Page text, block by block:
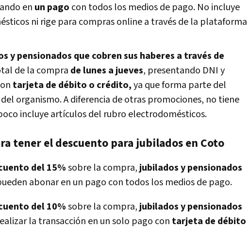
en un pago con todos los medios de pago. No incluye
ni rige para compras online a través de la plataforma
y pensionados que cobren sus haberes a través de
de la compra de lunes a jueves, presentando DNI y
tarjeta de débito o crédito,ya que forma parte del
organismo. A diferencia de otras promociones, no tiene
incluye artículos del rubro electrodomésticos.
tener el descuento para jubilados en Coto
del 15%sobre la compra, jubilados y pensionados
abonar en un pago con todos los medios de pago.
del 10%sobre la compra, jubilados y pensionados
la transacción en un solo pago con tarjeta de débito